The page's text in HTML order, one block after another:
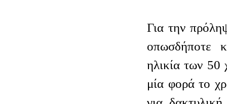
Για την
οπωσδήποτε
ηλικία των 50
μία φορά το